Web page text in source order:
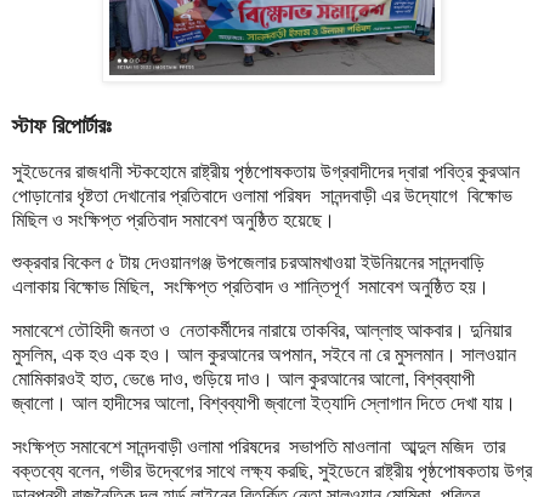
স্টাফ রিপোর্টারঃ
সুইডেনের রাজধানী স্টকহোমে রাষ্ট্রীয় পৃষ্ঠপোষকতায় উগ্রবাদীদের দ্বারা পবিত্র কুরআন
পোড়ানোর ধৃষ্টতা দেখানোর প্রতিবাদে ওলামা পরিষদ সানন্দবাড়ী এর উদ্যোগে বিক্ষোভ
মিছিল ও সংক্ষিপ্ত প্রতিবাদ সমাবেশ অনুষ্ঠিত হয়েছে।
শুক্রবার বিকেল ৫ টায় দেওয়ানগঞ্জ উপজেলার চরআমখাওয়া ইউনিয়নের সানন্দবাড়ি
এলাকায় বিক্ষোভ মিছিল, সংক্ষিপ্ত প্রতিবাদ ও শান্তিপূর্ণ সমাবেশ অনুষ্ঠিত হয়।
সমাবেশে তৌহিদী জনতা ও নেতাকর্মীদের নারায়ে তাকবির, আল্লাহু আকবার। দুনিয়ার
মুসলিম, এক হও এক হও। আল কুরআনের অপমান, সইবে না রে মুসলমান। সালওয়ান
মোমিকারওই হাত, ভেঙে দাও, গুড়িয়ে দাও। আল কুরআনের আলো, বিশ্বব্যাপী
জ্বালো। আল হাদীসের আলো, বিশ্বব্যাপী জ্বালো ইত্যাদি স্লোগান দিতে দেখা যায়।
সংক্ষিপ্ত সমাবেশে সানন্দবাড়ী ওলামা পরিষদের সভাপতি মাওলানা আব্দুল মজিদ তার
বক্তব্যে বলেন, গভীর উদ্বেগের সাথে লক্ষ্য করছি, সুইডেনে রাষ্ট্রীয় পৃষ্ঠপোষকতায় উগ্র